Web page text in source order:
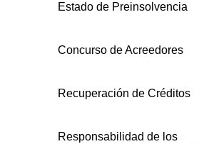
Estado de Preinsolvencia
Concurso de Acreedores
Recuperación de Créditos
Responsabilidad de los